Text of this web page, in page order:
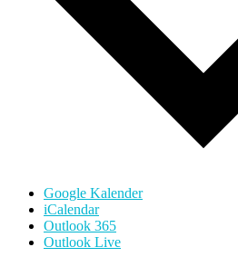
Google Kalender
iCalendar
Outlook 365
Outlook Live